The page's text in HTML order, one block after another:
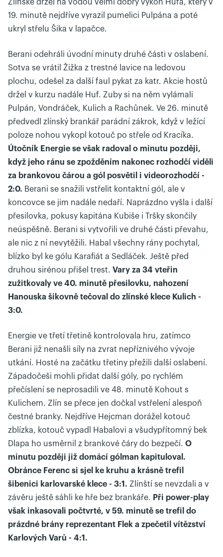
Zlínské držel na vodou velmi dobrý výkon Hufa, který v
19. minutě nejdříve vyrazil pumelici Pulpána a poté
ukryl střelu Šika v lapačce.
Berani odehráli úvodní minuty druhé části v oslabení.
Sotva se vrátil Žižka z trestné lavice na ledovou
plochu, odešel za další faul pykat za katr. Akcie hostů
držel v kurzu nadále Huf. Zuby si na něm vylámali
Pulpán, Vondráček, Kulich a Rachůnek. Ve 26. minutě
předvedl zlínský brankář parádní zákrok, když v ležící
poloze nohou vykopl kotouč po střele od Kracíka.
Útočník Energie se však radoval o minutu později,
když jeho ránu se zpožděním nakonec rozhodčí viděli
za brankovou čárou a gól posvětil i videorozhodčí -
2:0. Berani se snažili vstřelit kontaktní gól, ale v
koncovce se jim nadále nedaří. Naprázdno vyšla i další
přesilovka, pokusy kapitána Kubiše i Tršky skončily
neúspěšně. Berani si vytvořili ve druhé části převahu,
ale nic z ní nevytěžili. Habal všechny rány pochytal,
blízko byl ke gólu Karafiát a Sedláček. Ještě před
druhou sirénou přišel trest. Vary za 34 vteřin
zužitkovaly ve 40. minutě přesilovku, nahození
Hanouska šikovně tečoval do zlínské klece Kulich -
3:0.
Energie ve třetí třetině kontrolovala hru, zatímco
Berani již nenašli síly na zvrat nepříznivého vývoje
utkání. Hosté na začátku třetiny přežili další oslabení.
Západočeši mohli přidat další góly, po rychlém
přečíslení se neprosadili ve 48. minutě Kohout s
Kulichem. Zlín se přece jen dočkal vstřelení alespoň
čestné branky. Nejdříve Hejcman dorážel kotouč
zblízka, kotouč vypadl Habalovi a všudypřítomný bek
Dlapa ho usměrnil z brankové čáry do bezpečí. O
minutu později již domácí gólman kapituloval.
Obránce Ferenc si sjel ke kruhu a krásně trefil
šibenici karlovarské klece - 3:1. Zlínští se nevzdali a v
závěru ještě sáhli ke hře bez brankáře. Při power-play
však inkasovali počtvrté, v 59. minutě se trefil do
prázdné brány reprezentant Flek a zpečetil vítězství
Karlových Varů - 4:1.